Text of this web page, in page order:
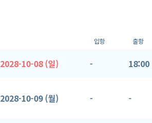
입항 출항
2028-10-08 (일) - 18:00
2028-10-09 (월) - -